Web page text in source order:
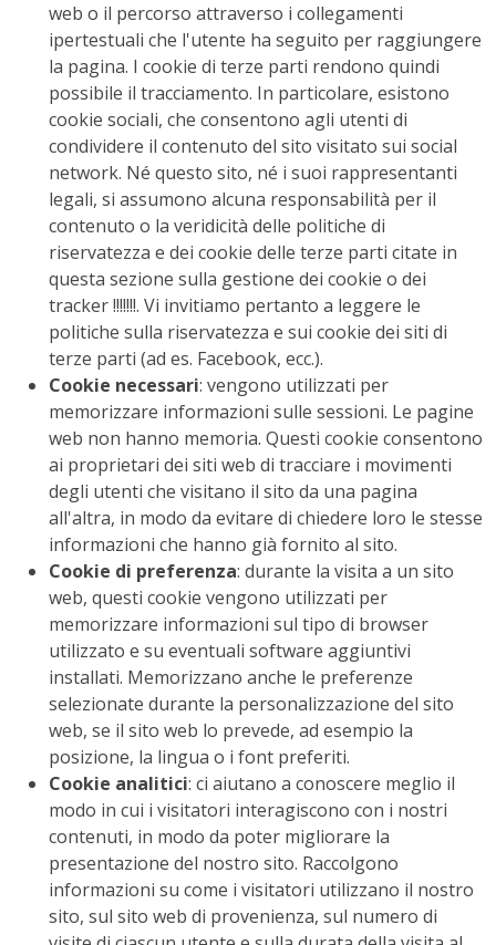
web o il percorso attraverso i collegamenti
ipertestuali che l'utente ha seguito per raggiungere
la pagina. I cookie di terze parti rendono quindi
possibile il tracciamento. In particolare, esistono
cookie sociali, che consentono agli utenti di
condividere il contenuto del sito visitato sui social
network. Né questo sito, né i suoi rappresentanti
legali, si assumono alcuna responsabilità per il
contenuto o la veridicità delle politiche di
riservatezza e dei cookie delle terze parti citate in
questa sezione sulla gestione dei cookie o dei
tracker !!!!!!!. Vi invitiamo pertanto a leggere le
politiche sulla riservatezza e sui cookie dei siti di
terze parti (ad es. Facebook, ecc.).
Cookie necessari: vengono utilizzati per
memorizzare informazioni sulle sessioni. Le pagine
web non hanno memoria. Questi cookie consentono
ai proprietari dei siti web di tracciare i movimenti
degli utenti che visitano il sito da una pagina
all'altra, in modo da evitare di chiedere loro le stesse
informazioni che hanno già fornito al sito.
Cookie di preferenza: durante la visita a un sito
web, questi cookie vengono utilizzati per
memorizzare informazioni sul tipo di browser
utilizzato e su eventuali software aggiuntivi
installati. Memorizzano anche le preferenze
selezionate durante la personalizzazione del sito
web, se il sito web lo prevede, ad esempio la
posizione, la lingua o i font preferiti.
Cookie analitici: ci aiutano a conoscere meglio il
modo in cui i visitatori interagiscono con i nostri
contenuti, in modo da poter migliorare la
presentazione del nostro sito. Raccolgono
informazioni su come i visitatori utilizzano il nostro
sito, sul sito web di provenienza, sul numero di